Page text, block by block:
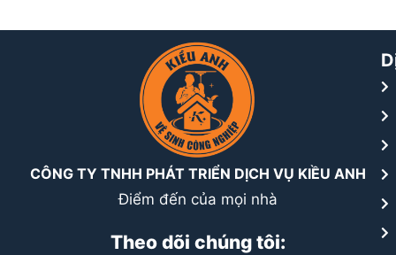
CÔNG TY TNHH PHÁT TRIỂN DỊCH VỤ KIỀU ANH
Điểm đến của mọi nhà
Theo dõi chúng tôi: